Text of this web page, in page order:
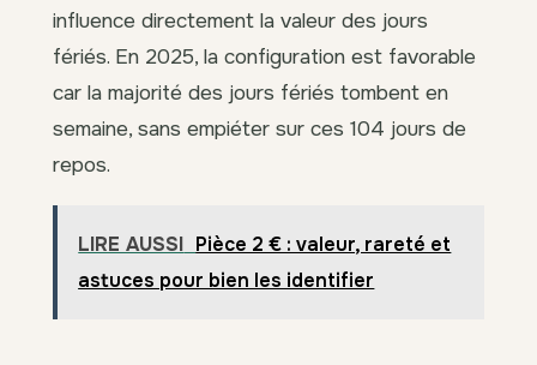
influence directement la valeur des jours
fériés. En 2025, la configuration est favorable
car la majorité des jours fériés tombent en
semaine, sans empiéter sur ces 104 jours de
repos.
LIRE AUSSI Pièce 2 € : valeur, rareté et
astuces pour bien les identifier